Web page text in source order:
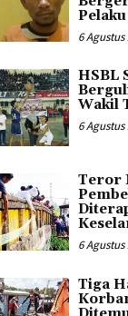
Pelaku
6 Agustus
HSBL
Wakil
6 Agustus
Teror
6 Agustus
Tiga